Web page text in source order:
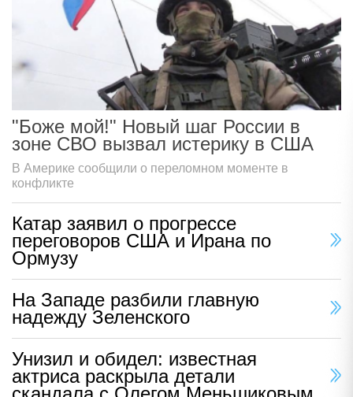
"Боже мой!" Новый шаг России в
зоне СВО вызвал истерику в США
В Америке сообщили о переломном моменте в
конфликте
Катар заявил о прогрессе
переговоров США и Ирана по
Ормузу
На Западе разбили главную
надежду Зеленского
Унизил и обидел: известная
актриса раскрыла детали